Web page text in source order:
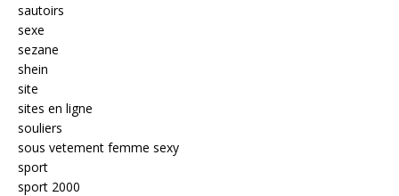
sautoirs
sexe
sezane
shein
site
sites en ligne
souliers
sous vetement femme sexy
sport
sport 2000